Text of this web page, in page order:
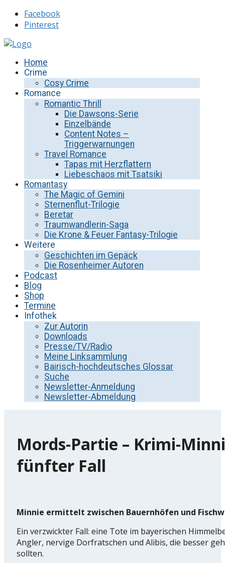
Facebook
Pinterest
Home
Crime
Cosy Crime
Romance
Romantic Thrill
Die Dawsons-Serie
Einzelbände
Content Notes –
Triggerwarnungen
Travel Romance
Tapas mit Herzflattern
Liebeschaos mit Tsatsiki
Romantasy
The Magic of Gemini
Sternenflut-Trilogie
Beretar
Traumwandlerin-Saga
Die Krone & Feuer Fantasy-Trilogie
Weitere
Geschichten im Gepäck
Die Rosenheimer Autoren
Podcast
Blog
Shop
Termine
Infothek
Zur Autorin
Downloads
Presse/TV/Radio
Meine Linksammlung
Bairisch-hochdeutsches Glossar
Suche
Newsletter-Anmeldung
Newsletter-Abmeldung
Mords-Partie – Krimi-
fünfter Fall
Minnie ermittelt zwischen Bauernhöfen und
Ein verzwickter Fall: eine Tote im bayerischen
Angler, nervige Dorfratschen und Alibis, die besser
sollten.